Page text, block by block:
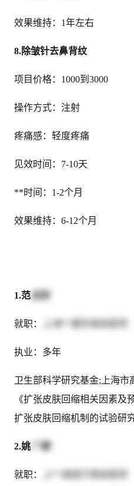
效果维持：1年左右
8.除皱针去鼻背纹
项目价格：1000到3000
操作方式：注射
疼痛感：轻度疼痛
见效时间：7-10天
**时间：1-2个月
效果维持：6-12个月
1.范
就职：
执业：多年
卫生部科学研究基金;上海市
《扩张皮肤回缩相关因素
扩张皮肤回缩机制的试验研
2.姚 广楠
就职：